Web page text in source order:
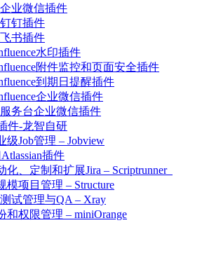
业微信插件
钉插件
书插件
水印插件
附件监控和页面安全插件
到期日提醒插件
企业微信插件
服务台企业微信插件
件-龙智自研
级Job管理 – Jobview
插件
化、定制和扩展Jira – Scriptrunner
模项目管理 – Structure
试管理与QA – Xray
和权限管理 – miniOrange